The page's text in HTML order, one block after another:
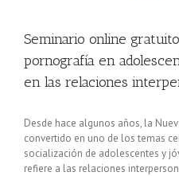
Seminario online
pornografía en
en las relaciones
Desde hace algunos años, la
convertido en uno de los temas
socialización de adolescentes y
refiere a las relaciones